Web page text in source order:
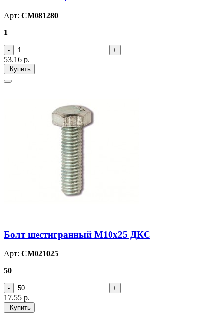
Арт: CM081280
1
53.16 р.
Купить
Болт шестигранный М10х25 ДКС
Арт: CM021025
50
17.55 р.
Купить